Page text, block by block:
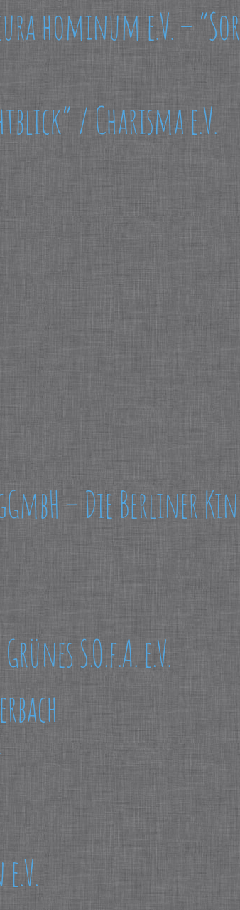
hominum e.V. –
/ Charisma e.V.
– Die Berliner
S.O.f.A. e.V.